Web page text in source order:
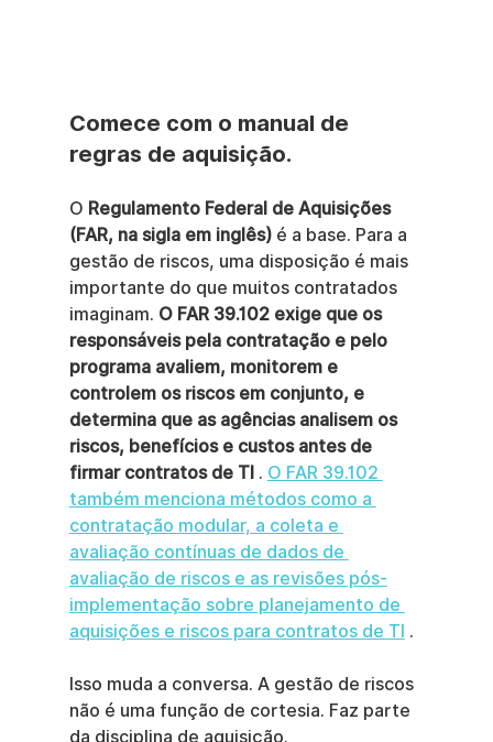
Comece com o manual de
regras de aquisição.
O Regulamento Federal de Aquisições
(FAR, na sigla em inglês) é a base. Para a
gestão de riscos, uma disposição é mais
importante do que muitos contratados
imaginam. O FAR 39.102 exige que os
responsáveis pela contratação e pelo
programa avaliem, monitorem e
controlem os riscos em conjunto, e
determina que as agências analisem os
riscos, benefícios e custos antes de
firmar contratos de TI . O FAR 39.102
também menciona métodos como a
contratação modular, a coleta e
avaliação contínuas de dados de
avaliação de riscos e as revisões pós-
implementação sobre planejamento de
aquisições e riscos para contratos de TI .
Isso muda a conversa. A gestão de riscos
não é uma função de cortesia. Faz parte
da disciplina de aquisição.